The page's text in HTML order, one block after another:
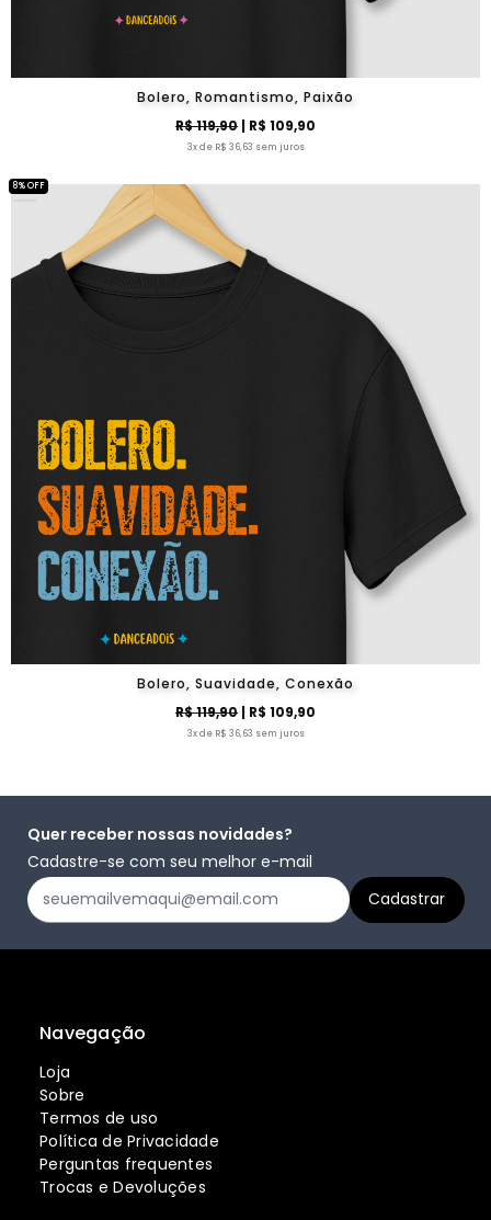
Bolero, Romantismo, Paixão
R$ 119,90 | R$ 109,90
3x de R$ 36,63 sem juros
Bolero, Suavidade, Conexão
R$ 119,90 | R$ 109,90
3x de R$ 36,63 sem juros
8% OFF
Quer receber nossas novidades?
Cadastre-se com seu melhor e-mail
Navegação
Loja
Sobre
Termos de uso
Política de Privacidade
Perguntas frequentes
Trocas e Devoluções